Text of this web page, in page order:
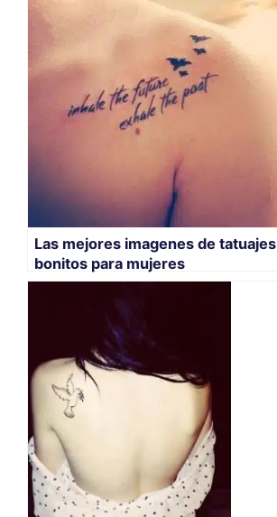
Las mejores imagenes de tatuajes
bonitos para mujeres